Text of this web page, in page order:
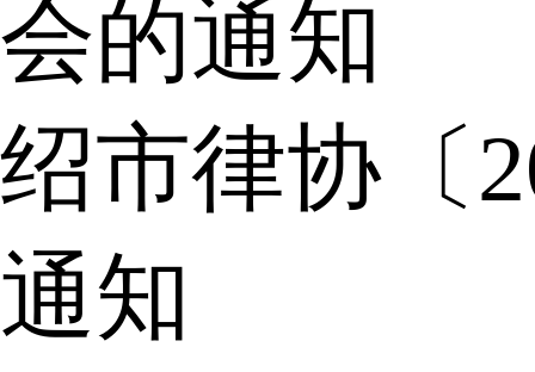
会的通知
绍市律协〔
通知